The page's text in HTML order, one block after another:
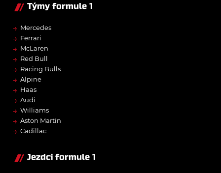
Týmy formule 1
→ Mercedes
→ Ferrari
→ McLaren
→ Red Bull
→ Racing Bulls
→ Alpine
→ Haas
→ Audi
→ Williams
→ Aston Martin
→ Cadillac
Jezdci formule 1